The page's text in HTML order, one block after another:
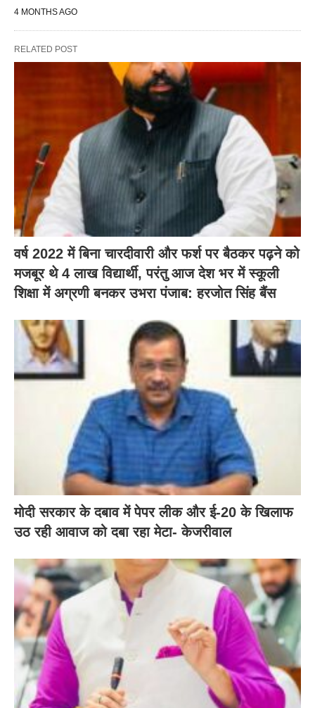
4 MONTHS AGO
RELATED POST
वर्ष 2022 में बिना चारदीवारी और फर्श पर बैठकर पढ़ने को
मजबूर थे 4 लाख विद्यार्थी, परंतु आज देश भर में स्कूली
शिक्षा में अग्रणी बनकर उभरा पंजाब: हरजोत सिंह बैंस
मोदी सरकार के दबाव में पेपर लीक और ई-20 के खिलाफ
उठ रही आवाज को दबा रहा मेटा- केजरीवाल